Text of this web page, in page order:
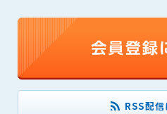
RSS配
被った損害について管理者は､一
します。
第9条（会員の個人情報）
会員の氏名、住所、性別、年齢
ビスの提供に関連して管理者が
個人情報といいます）について